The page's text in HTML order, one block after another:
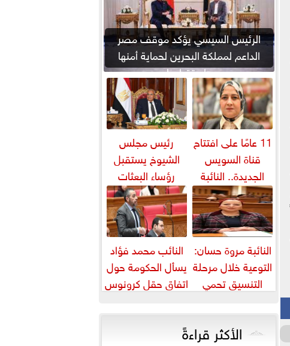
الرئيس السيسي يؤكد موقف مصر
الداعم لمملكة البحرين لحماية أمنها
واستقرارها
11 عامًا على افتتاح
قناة السويس
الجديدة.. النائبة
مروة قنصوة: رؤية
الدولة...
رئيس مجلس
الشيوخ يستقبل
رؤساء البعثات
الدبلوماسية
المصرية بالخارج
النائبة مروة حسان:
التوعية خلال مرحلة
التنسيق تحمي
الأكاديمي
النائب محمد فؤاد
يسأل الحكومة حول
اتفاق حقل كرونوس
الأكثر قراءةً